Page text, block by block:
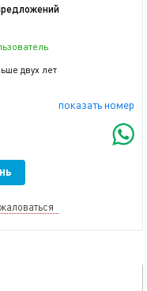
двух лет
показать номер
018-37-33